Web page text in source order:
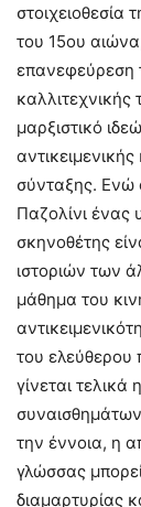
του 15ου
επανεφεύρεση
καλλιτεχνικής
μαρξιστικό
σύνταξης. Ενώ
Παζολίνι ένας
σκηνοθέτης
ιστοριών των
μάθημα του
του ελεύθερου
γίνεται
την έννοια, η
γλώσσας
διαμαρτυρίας